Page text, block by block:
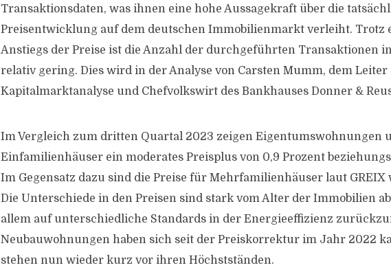
Transaktionsdaten, was ihnen eine hohe Aussagekraft über die
Preisentwicklung auf dem deutschen Immobilienmarkt verleiht. Trotz
Anstiegs der Preise ist die Anzahl der durchgeführten Transaktionen
relativ gering. Dies wird in der Analyse von Carsten Mumm, dem Leiter
Kapitalmarktanalyse und Chefvolkswirt des Bankhauses Donner &
Im Vergleich zum dritten Quartal 2023 zeigen Eigentumswohnungen
Einfamilienhäuser ein moderates Preisplus von 0,9 Prozent
Im Gegensatz dazu sind die Preise für Mehrfamilienhäuser laut GREIX
Die Unterschiede in den Preisen sind stark vom Alter der Immobilien
allem auf unterschiedliche Standards in der Energieeffizienz
Neubauwohnungen haben sich seit der Preiskorrektur im Jahr 2022
stehen nun wieder kurz vor ihren Höchstständen.